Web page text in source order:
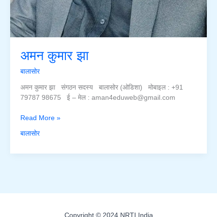
अमन कुमार झा
बालासोर
अमन कुमार झा संगठन सदस्य बालासोर (ओडिशा) मोबाइल : +91
79787 98675 ई – मेल : aman4eduweb@gmail.com
अमन
झा
Read More »
बालासोर
Copyright © 2024 NRTI India